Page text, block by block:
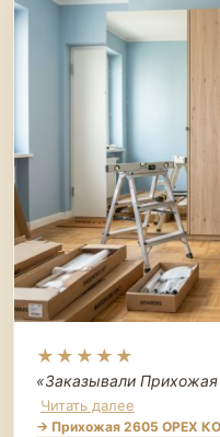
★★★★★
«Заказывали
Читать далее
→ Прихожая 2605 ОРЕХ